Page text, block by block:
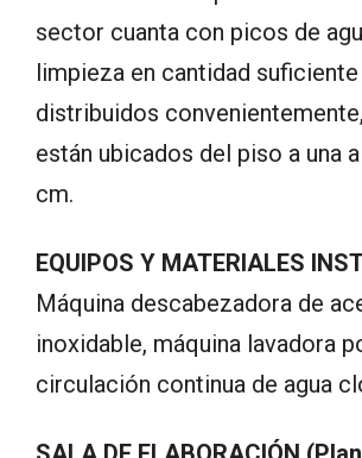
sector cuanta con picos de
limpieza en cantidad suficiente
distribuidos
están ubicados del piso a una
cm.
EQUIPOS Y MATERIALES
Máquina descabezadora de
inoxidable, máquina lavadora
circulación continua de agua